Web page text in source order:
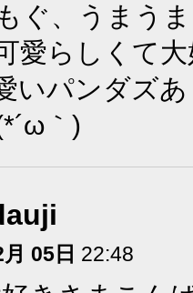
ぐ、うまう
愛らしくて
いパンダズ
｀)
05日 22:48